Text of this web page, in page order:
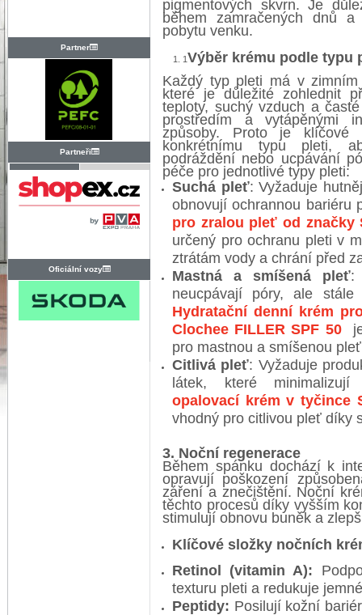
Partner
Partneři
Oficiální vozy
pigmentových skvrn. Je
během zamračených dnů
pobytu venku.
1Výběr krému podle typu
Každý typ pleti má v
které je důležité zohlednit
teploty, suchý vzduch a
prostředím a vytápěnými
způsoby. Proto je klíčové
konkrétnímu typu pleti,
podráždění nebo ucpávání
péče pro jednotlivé typy pleti:
Suchá pleť: Vyžaduje
obnovují ochrannou bariéru
pro zralou pleť od značky
určený pro ochranu pleti v
ztrátám vody a chrání před
Mastná a smíšená pleť:
neucpávají póry, ale stále
Hydratační denní krém
Clochee FILLER SPF 50je
pro mastnou a smíšenou
Citlivá pleť: Vyžaduje
látek, které
opalovací krém v tyčince
vhodný pro citlivou pleť díky
3. Noční regenerace
Během spánku dochází k
opravují poškození
záření a znečištění. Noční
těchto procesů díky vyšším
stimulují obnovu buněk a
Klíčové složky nočních
Retinol (vitamin A):
texturu pleti a redukuje
Peptidy: Posilují kožní